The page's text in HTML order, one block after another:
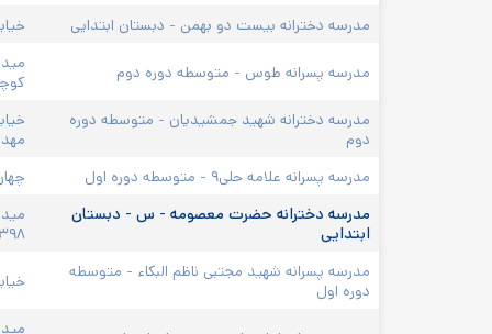
مدرسه دخترانه بیست دو بهمن - دبستان ابتدایی
مدرسه پسرانه طوس - متوسطه دوره دوم
مدرسه دخترانه شهید جمشیدیان - متوسطه دوره
دوم
مدرسه پسرانه علامه حلی۹ - متوسطه دوره اول
مدرسه دخترانه حضرت معصومه - س - دبستان
ابتدایی
مدرسه پسرانه شهید مجتبی ناظم البکاء - متوسطه
دوره اول